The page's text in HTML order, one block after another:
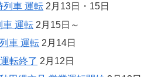
列車 運転 2月13日・15日
車 運転 2月15日～
車 運転 2月14日
転終了 2月12日